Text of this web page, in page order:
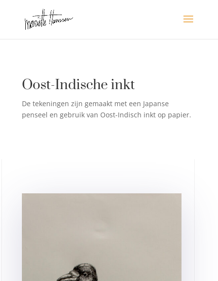
Oost-Indische inkt
De tekeningen zijn gemaakt met een Japanse
penseel en gebruik van Oost-Indisch inkt op papier.